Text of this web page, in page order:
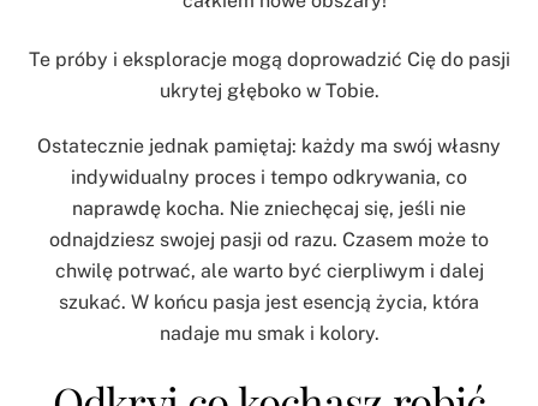
Te próby i eksploracje mogą doprowadzić Cię do pasji
ukrytej głęboko w Tobie.
Ostatecznie jednak pamiętaj: każdy ma swój własny
indywidualny proces i tempo odkrywania, co
naprawdę kocha. Nie zniechęcaj się, jeśli nie
odnajdziesz swojej pasji od razu. Czasem może to
chwilę potrwać, ale warto być cierpliwym i dalej
szukać. W końcu pasja jest esencją życia, która
nadaje mu smak i kolory.